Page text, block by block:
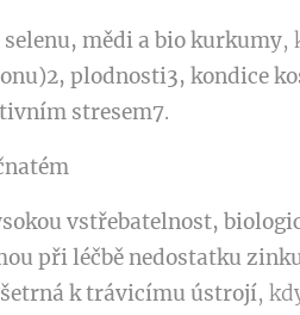
mědi a bio kurkumy,
plodnosti3, kondice
stresem7.
vstřebatelnost,
při léčbě nedostatku
šetrná k trávicímu ústrojí,